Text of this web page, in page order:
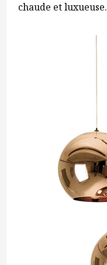
chaude et luxueuse.